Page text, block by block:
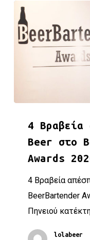
4 Βραβεία
Beer στο
Awards
4 Βραβεία
BeerBartender
Πηνειού
lolabeer